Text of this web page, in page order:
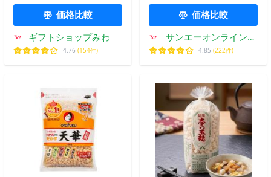
価格比較
ギフトショップみわ
4.76 (154件)
価格比較
サンエーオンラインシ
ョップ Yahoo!店
4.85 (222件)